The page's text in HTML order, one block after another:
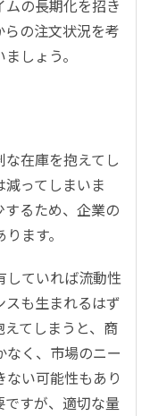
ムの長期化を招き
らの注文状況を考
しょう。
在庫を抱えてし
ってしまいま
るため、企業の
ます。
していれば流動性
スも生まれるはず
てしまうと、商
なく、市場のニー
い可能性もあり
ですが、適切な量